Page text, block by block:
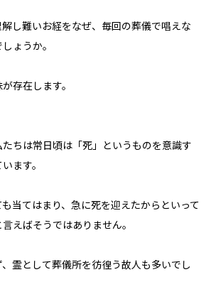
し難いお経をなぜ、毎回の葬儀で唱えな
ょうか。
存在します。
ちは常日頃は「死」というものを意識す
ます。
当てはまり、急に死を迎えたからといって
えばそうではありません。
霊として葬儀所を彷徨う故人も多いでし